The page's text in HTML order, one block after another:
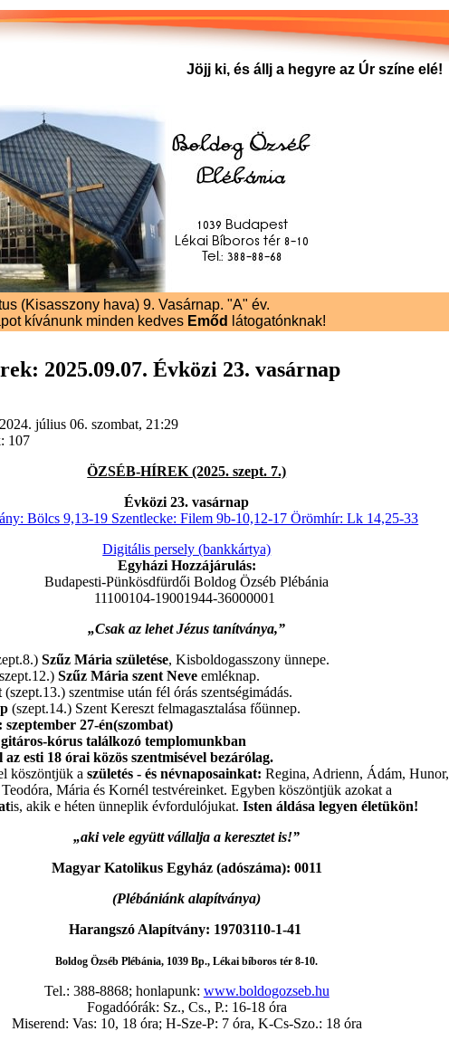
Jöjj ki, és állj a hegyre az Úr színe elé!
(Kisasszony hava) 9. Vasárnap. "A" év.
kívánunk minden kedves Emőd látogatónknak!
2025.09.07. Évközi 23. vasárnap
július 06. szombat, 21:29
107
ÖZSÉB-HÍREK (2025. szept. 7.)
Évközi 23. vasárnap
Bölcs 9,13-19 Szentlecke: Filem 9b-10,12-17 Örömhír: Lk 14,25-33
Digitális persely (bankkártya)
Egyházi Hozzájárulás:
Budapesti-Pünkösdfürdői Boldog Özséb Plébánia
11100104-19001944-36000001
„Csak az lehet Jézus tanítványa,”
Szűz Mária születése, Kisboldogasszony ünnepe.
Szűz Mária szent Neveemléknap.
(szept.13.) szentmise után fél órás szentségimádás.
(szept.14.) Szent Kereszt felmagasztalása főünnep.
szeptember 27-én(szombat)
kórus találkozó templomunkban
az esti 18 órai közös szentmisével bezárólag.
köszöntjük aszületés - és névnaposainkat:Regina, Adrienn, Ádám, Hunor,
Mária és Kornél testvéreinket. Egyben köszöntjük azokat a
is, akik e héten ünneplik évfordulójukat.Isten áldása legyen életükön!
„aki vele együtt vállalja a keresztet is!”
Magyar Katolikus Egyház (adószáma): 0011
(Plébániánk alapítványa)
Harangszó Alapítvány: 19703110-1-41
Boldog Özséb Plébánia, 1039 Bp., Lékai bíboros tér 8-10.
Tel.: 388-8868; honlapunk: www.boldogozseb.hu
Fogadóórák: Sz., Cs., P.: 16-18 óra
Miserend: Vas: 10, 18 óra; H-Sze-P: 7 óra, K-Cs-Szo.: 18 óra